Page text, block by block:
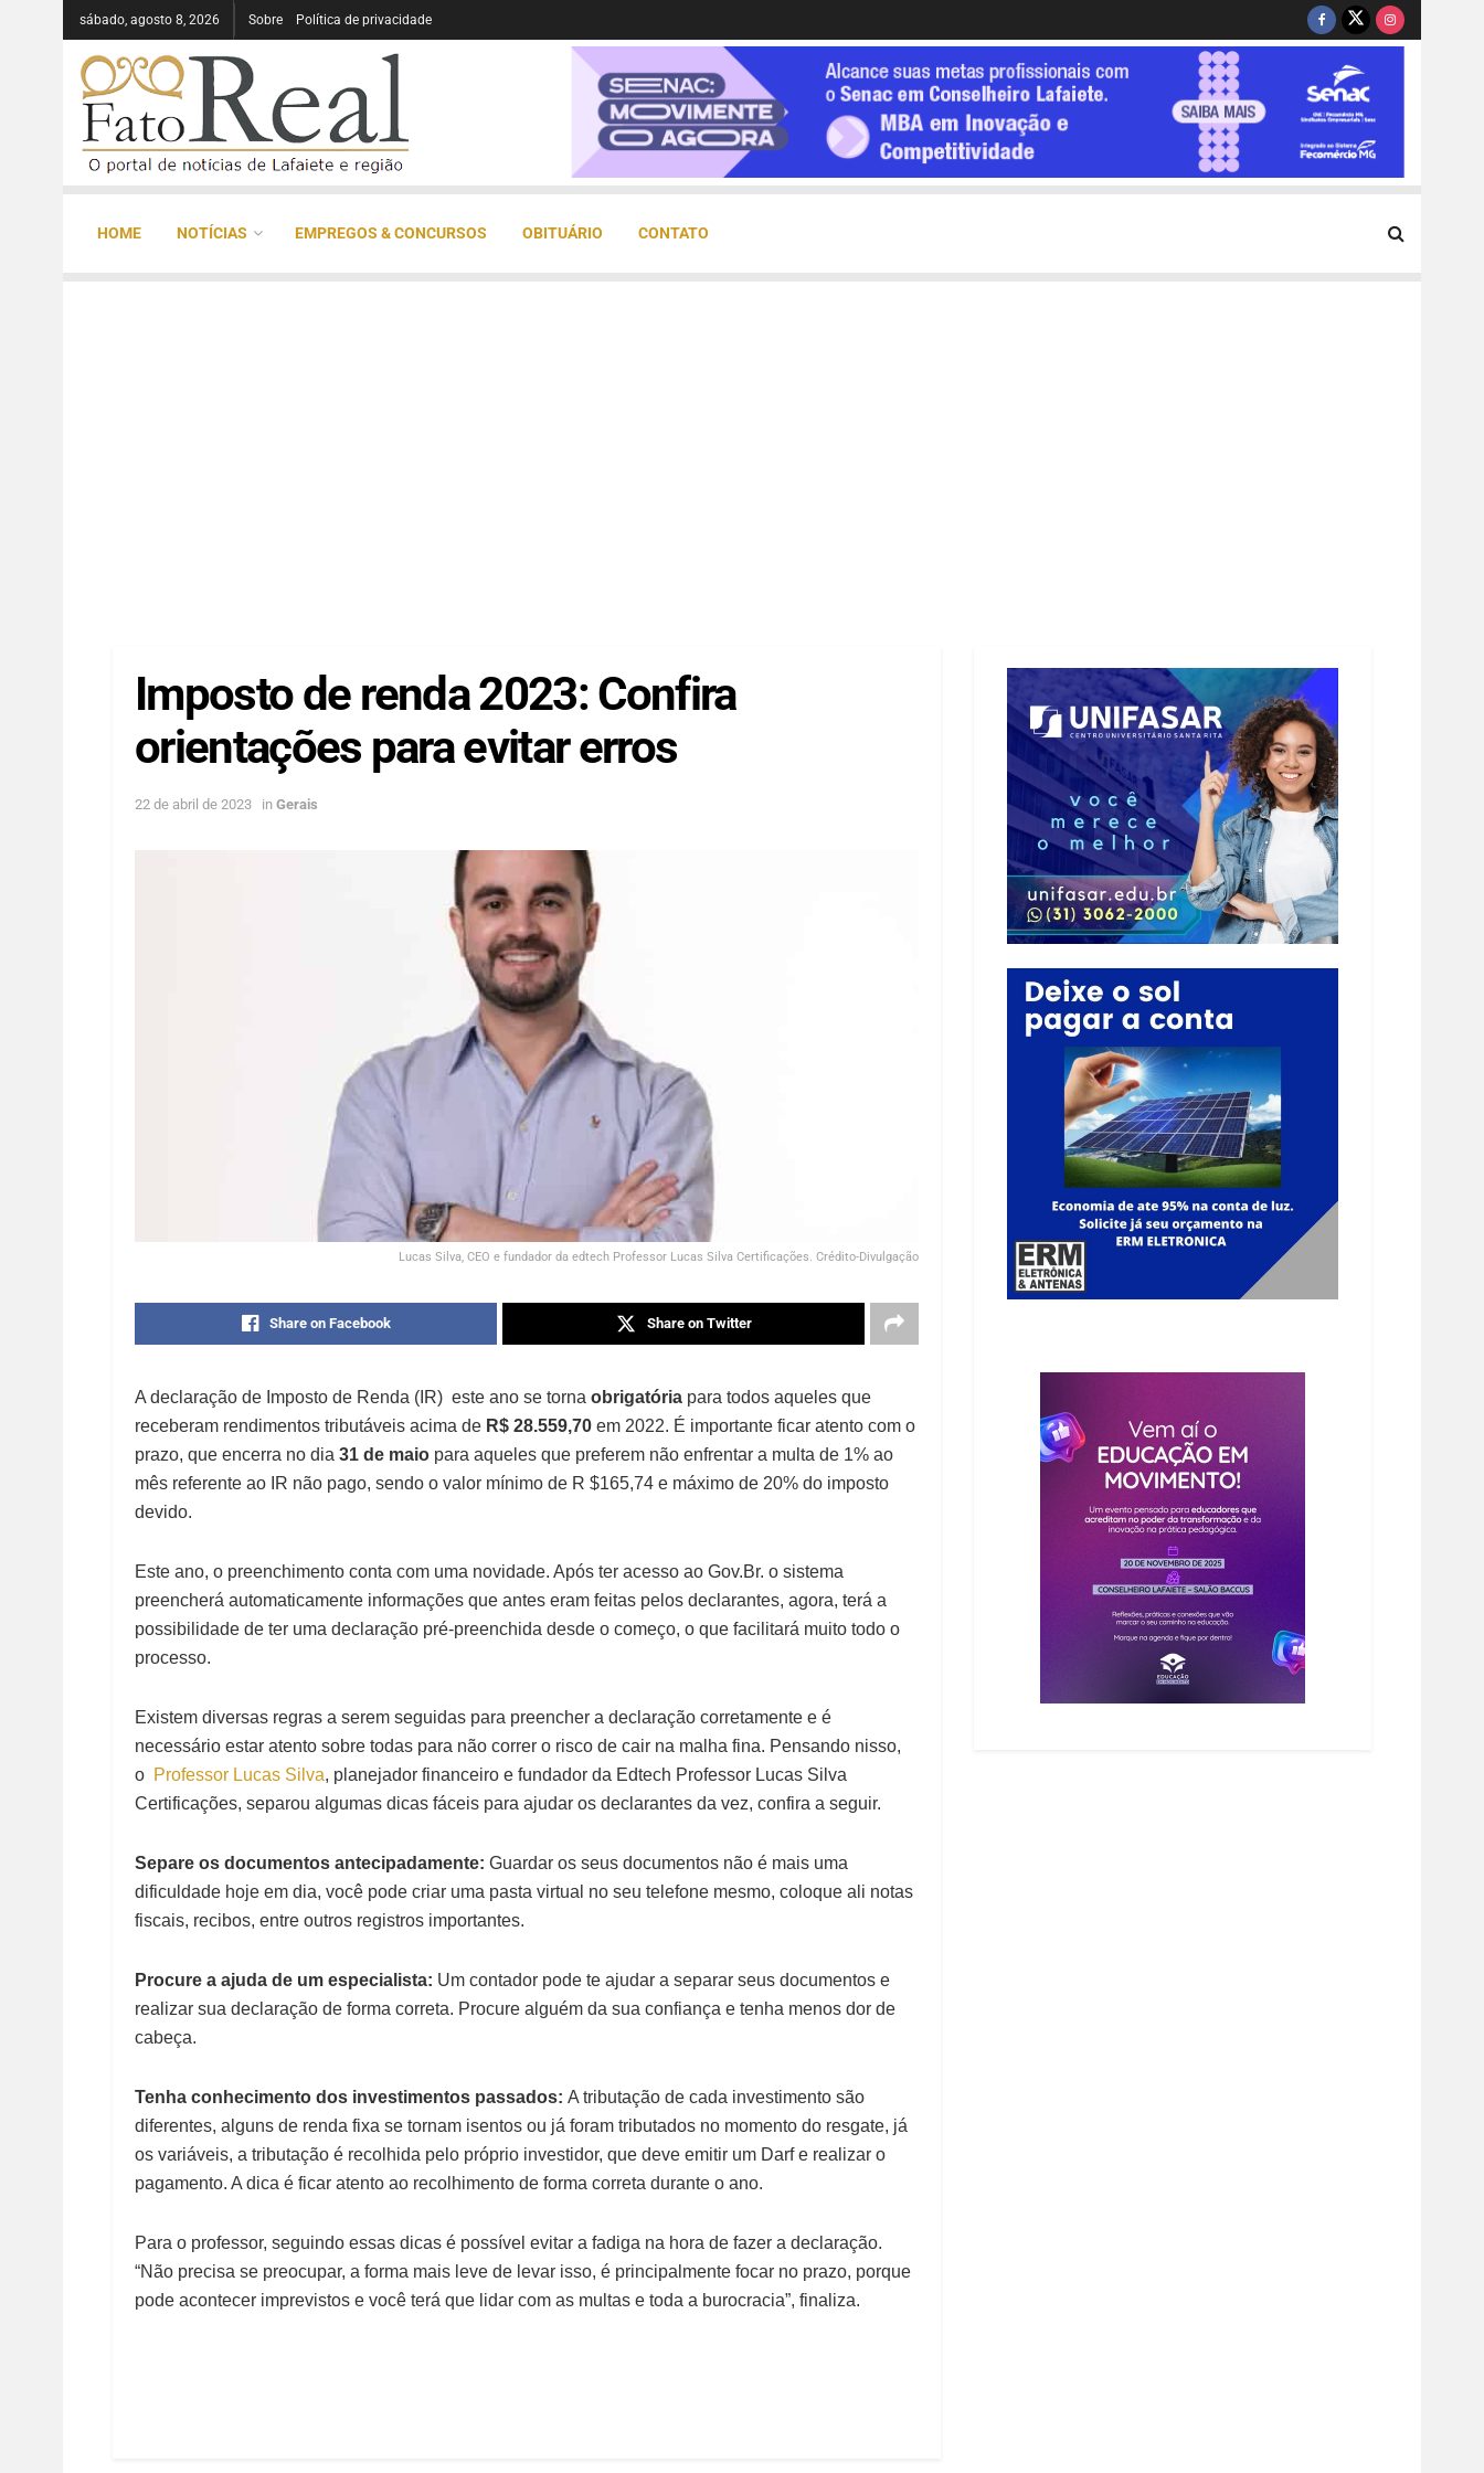
sábado, agosto 8, 2026 Sobre Política de privacidade
HOME NOTÍCIAS EMPREGOS & CONCURSOS OBITUÁRIO CONTATO
Imposto de renda 2023: Confira
orientações para evitar erros
22 de abril de 2023 in Gerais
Lucas Silva, CEO e fundador da edtech Professor Lucas Silva Certificações. Crédito-Divulgação
Share on Facebook Share on Twitter
A declaração de Imposto de Renda (IR) este ano se torna obrigatória para todos aqueles que
receberam rendimentos tributáveis acima de R$ 28.559,70 em 2022. É importante ficar atento com o
prazo, que encerra no dia 31 de maio para aqueles que preferem não enfrentar a multa de 1% ao
mês referente ao IR não pago, sendo o valor mínimo de R $165,74 e máximo de 20% do imposto
devido.
Este ano, o preenchimento conta com uma novidade. Após ter acesso ao Gov.Br. o sistema
preencherá automaticamente informações que antes eram feitas pelos declarantes, agora, terá a
possibilidade de ter uma declaração pré-preenchida desde o começo, o que facilitará muito todo o
processo.
Existem diversas regras a serem seguidas para preencher a declaração corretamente e é
necessário estar atento sobre todas para não correr o risco de cair na malha fina. Pensando nisso,
o Professor Lucas Silva, planejador financeiro e fundador da Edtech Professor Lucas Silva
Certificações, separou algumas dicas fáceis para ajudar os declarantes da vez, confira a seguir.
Separe os documentos antecipadamente: Guardar os seus documentos não é mais uma
dificuldade hoje em dia, você pode criar uma pasta virtual no seu telefone mesmo, coloque ali notas
fiscais, recibos, entre outros registros importantes.
Procure a ajuda de um especialista: Um contador pode te ajudar a separar seus documentos e
realizar sua declaração de forma correta. Procure alguém da sua confiança e tenha menos dor de
cabeça.
Tenha conhecimento dos investimentos passados: A tributação de cada investimento são
diferentes, alguns de renda fixa se tornam isentos ou já foram tributados no momento do resgate, já
os variáveis, a tributação é recolhida pelo próprio investidor, que deve emitir um Darf e realizar o
pagamento. A dica é ficar atento ao recolhimento de forma correta durante o ano.
Para o professor, seguindo essas dicas é possível evitar a fadiga na hora de fazer a declaração.
“Não precisa se preocupar, a forma mais leve de levar isso, é principalmente focar no prazo, porque
pode acontecer imprevistos e você terá que lidar com as multas e toda a burocracia”, finaliza.